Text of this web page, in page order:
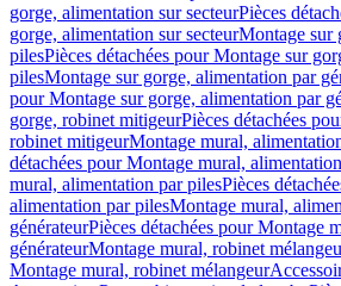
gorge, alimentation sur secteurPièces
gorge, alimentation sur secteurMontage sur
pilesPièces détachées pour Montage sur
pilesMontage sur gorge, alimentation par
pour Montage sur gorge, alimentation par
gorge, robinet mitigeurPièces détachées
robinet mitigeurMontage mural,
détachées pour Montage mural,
mural, alimentation par pilesPièces
alimentation par pilesMontage mural,
générateurPièces détachées pour Montage
générateurMontage mural, robinet
Montage mural, robinet mélangeur